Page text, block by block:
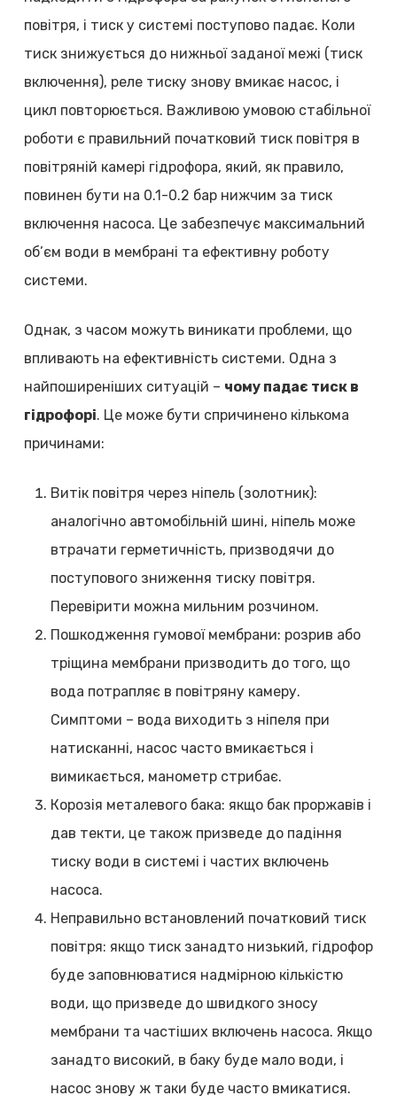
повітря, і тиск у системі поступово падає. Коли
тиск знижується до нижньої заданої межі (тиск
включення), реле тиску знову вмикає насос, і
цикл повторюється. Важливою умовою стабільної
роботи є правильний початковий тиск повітря в
повітряній камері гідрофора, який, як правило,
повинен бути на 0.1-0.2 бар нижчим за тиск
включення насоса. Це забезпечує максимальний
об’єм води в мембрані та ефективну роботу
системи.
Однак, з часом можуть виникати проблеми, що
впливають на ефективність системи. Одна з
найпоширеніших ситуацій – чому падає тиск в
гідрофорі. Це може бути спричинено кількома
причинами:
Витік повітря через ніпель (золотник):
аналогічно автомобільній шині, ніпель може
втрачати герметичність, призводячи до
поступового зниження тиску повітря.
Перевірити можна мильним розчином.
Пошкодження гумової мембрани: розрив або
тріщина мембрани призводить до того, що
вода потрапляє в повітряну камеру.
Симптоми – вода виходить з ніпеля при
натисканні, насос часто вмикається і
вимикається, манометр стрибає.
Корозія металевого бака: якщо бак проржавів і
дав текти, це також призведе до падіння
тиску води в системі і частих включень
насоса.
Неправильно встановлений початковий тиск
повітря: якщо тиск занадто низький, гідрофор
буде заповнюватися надмірною кількістю
води, що призведе до швидкого зносу
мембрани та частіших включень насоса. Якщо
занадто високий, в баку буде мало води, і
насос знову ж таки буде часто вмикатися.